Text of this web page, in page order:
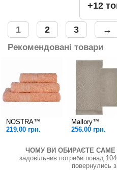
+12
1 2 3 →
Рекомендовані товари
NOSTRA™
219.00 грн.
Mallory™
256.00 грн.
ЧОМУ ВИ ОБИРАЄТЕ САМЕ
задовільнив потреби понад
повернулись